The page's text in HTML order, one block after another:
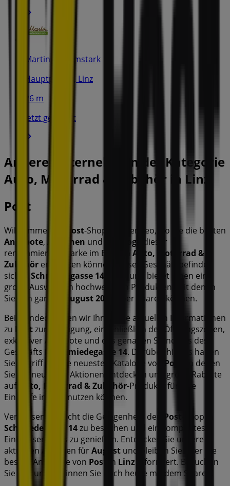
Martin Reformstark
Hauptplatz 2, Linz
26 m
Jetzt geöffnet
Andere Unternehmen der Kategorie
Auto, Motorrad & Zubehör in Linz
Post
Willkommen im Post-Shop auf Tiendeo, wo Sie die besten
Angebote, Aktionen und Kataloge
dieser
renommierten Marke im Bereich Auto, Motorrad &
Zubehör entdecken können. Unser Geschäft befindet
sich in Schmiedegasse 14
, und bietet Ihnen eine
große Auswahl an hochwertigen Produkten, mit denen
Sie den ganzen
August 2026
über sparen können.
Bei Tiendeo stellen wir Ihnen alle aktuellen Informationen
zu
Postzur Verfügung, einschließlich der Öffnungszeiten,
exklusiver Angebote und des genauen Standorts des
Geschäfts in
Schmiedegasse 14. Darüber hinaus haben
Sie Zugriff auf die neuesten Kataloge von
Post
, in denen
Sie die neuesten Aktionen entdecken und große Rabatte
auf
Auto, Motorrad & Zubehör-Produkte für Ihre
Einkäufe in
nutzen können.
Verpassen Sie nicht die Gelegenheit, den
Post
-Shop in
Schmiedegasse 14zu besuchen und ein komplettes
Einkaufserlebnis zu genießen. Entdecken Sie unsere
aktuellen Aktionen fürAugust und bleiben Sie über die
besten Angebote von Post in Linz informiert. Besuchen
Sie uns und beginnen Sie noch heute mit dem Sparen!